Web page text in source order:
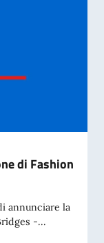
di Fashion
annunciare la
-...